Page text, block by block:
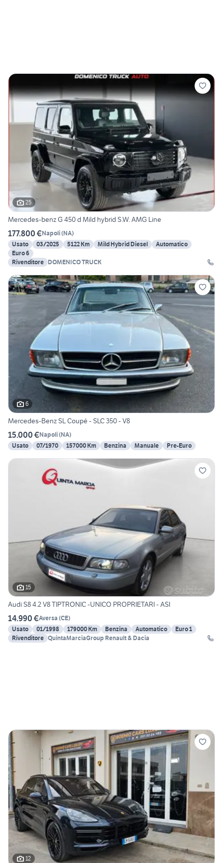
25
Mercedes-benz G 450 d Mild hybrid S.W. AMG Line
177.800 €Napoli(NA)
Usato
03/2025 5122 Km Mild Hybrid Diesel
Automatico
Euro 6
Rivenditore DOMENICO TRUCK
6
Mercedes-Benz SL Coupé - SLC 350 - V8
15.000 €Napoli(NA)
Usato
07/1970 157000 Km Benzina Manuale Pre-Euro
15
Audi S8 4.2 V8 TIPTRONIC -UNICO PROPRIETARI - ASI
14.990 €Aversa (CE)
Usato
01/1998 179000 Km Benzina Automatico
Euro 1
Rivenditore QuintaMarciaGroup Renault & Dacia
12